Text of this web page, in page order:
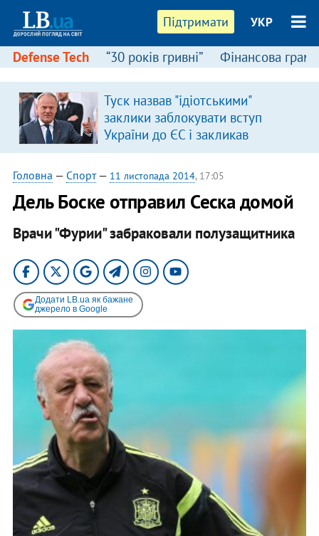
Підтримати УКР
Defense Tech “30 років гривні” Фінансова
Туск назвав "ідіотськими"
заклики заблокувати вступ
України до ЄС і закликав
припинити антиукраїнську
риторику
Головна — Спорт— 11 листопада 2014, 17:05
Дель Боске отправил Сеска домой
Врачи "Фурии" забраковали полузащитника
Додати LB.ua як бажане
джерело в Google